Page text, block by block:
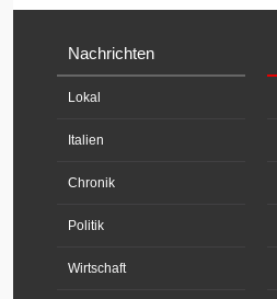
Nachrichten
Lokal
Italien
Chronik
Politik
Wirtschaft